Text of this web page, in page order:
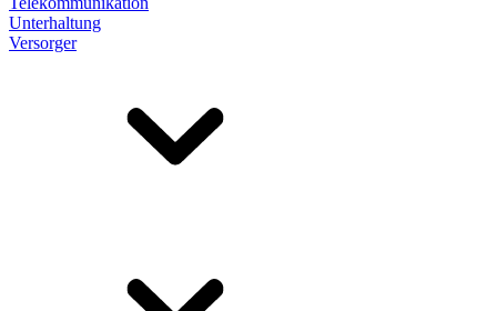
Unterhaltung
Versorger